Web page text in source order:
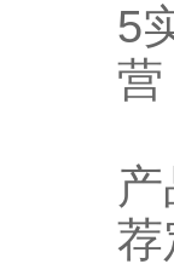
5
营
荐